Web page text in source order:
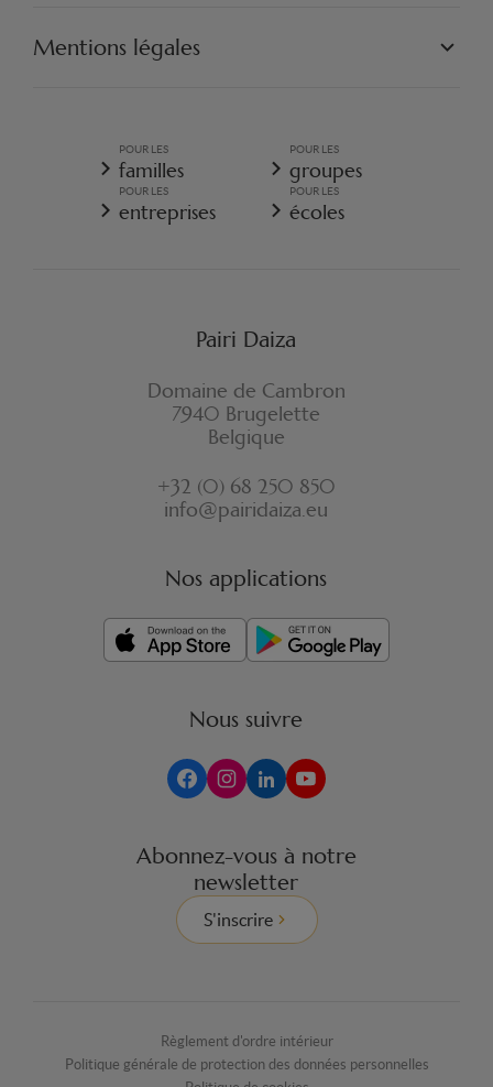
NOS PROJETS
ENGAGEZ-VOUS
Mentions légales
CONDITIONS GÉNÉRALES DE VENTE - RESORT
POLITIQUE DE COOKIES
RÈGLEMENT D'ORDRE INTÉRIEUR
ASSURANCE ANNULATION RESORT
POUR LES
familles
POUR LES
groupes
POUR LES
entreprises
POUR LES
écoles
Pairi Daiza
Domaine de Cambron
7940 Brugelette
Belgique
+32 (0) 68 250 850
info@pairidaiza.eu
Nos applications
Nous suivre
Abonnez-vous à notre
newsletter
S'inscrire
Règlement d'ordre intérieur
Politique générale de protection des données personnelles